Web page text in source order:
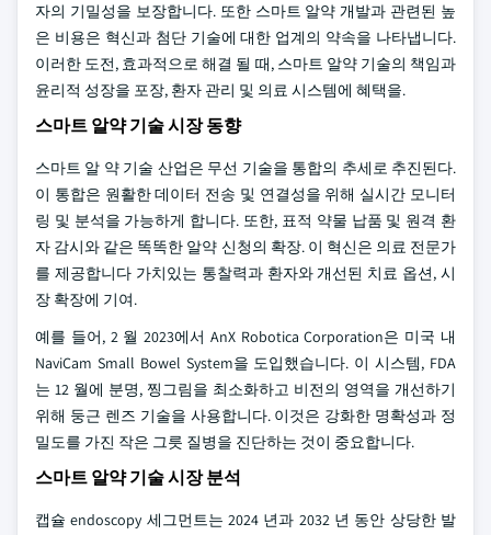
자의 기밀성을 보장합니다. 또한 스마트 알약 개발과 관련된 높
은 비용은 혁신과 첨단 기술에 대한 업계의 약속을 나타냅니다.
이러한 도전, 효과적으로 해결 될 때, 스마트 알약 기술의 책임과
윤리적 성장을 포장, 환자 관리 및 의료 시스템에 혜택을.
스마트 알약 기술 시장 동향
스마트 알 약 기술 산업은 무선 기술을 통합의 추세로 추진된다.
이 통합은 원활한 데이터 전송 및 연결성을 위해 실시간 모니터
링 및 분석을 가능하게 합니다. 또한, 표적 약물 납품 및 원격 환
자 감시와 같은 똑똑한 알약 신청의 확장. 이 혁신은 의료 전문가
를 제공합니다 가치있는 통찰력과 환자와 개선된 치료 옵션, 시
장 확장에 기여.
예를 들어, 2 월 2023에서 AnX Robotica Corporation은 미국 내
NaviCam Small Bowel System을 도입했습니다. 이 시스템, FDA
는 12 월에 분명, 찡그림을 최소화하고 비전의 영역을 개선하기
위해 둥근 렌즈 기술을 사용합니다. 이것은 강화한 명확성과 정
밀도를 가진 작은 그릇 질병을 진단하는 것이 중요합니다.
스마트 알약 기술 시장 분석
캡슐 endoscopy 세그먼트는 2024 년과 2032 년 동안 상당한 발